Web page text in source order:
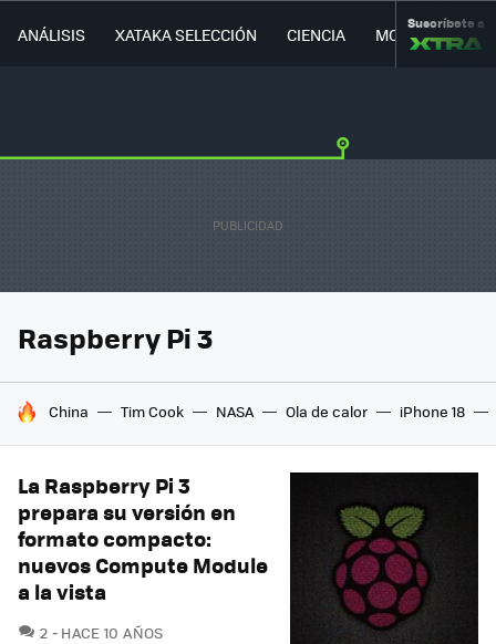
ANÁLISIS XATAKA SELECCIÓN CIENCIA MOVILIDAD
Suscríbete a
Raspberry Pi 3
HOY SE HABLA DE
China Tim Cook NASA Ola de calor iPhone 18
La Raspberry Pi 3
prepara su versión en
formato compacto:
nuevos Compute Module
a la vista
2 COMENTARIOS
HACE 10 AÑOS